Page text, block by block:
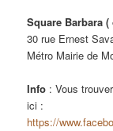
Square Barbara
30 rue Ernest
Métro Mairie de
Info : Vous
ici :
https://